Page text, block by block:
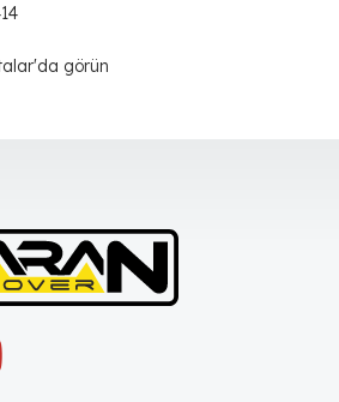
görün
youtube